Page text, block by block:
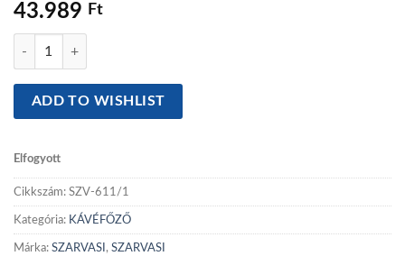
43.989 Ft
Szarvasi SZV-611/1 Espresso kávéfőző, bordó színű mennyiség
ADD TO WISHLIST
Elfogyott
Cikkszám: SZV-611/1
Kategória: KÁVÉFŐZŐ
Márka: SZARVASI , SZARVASI